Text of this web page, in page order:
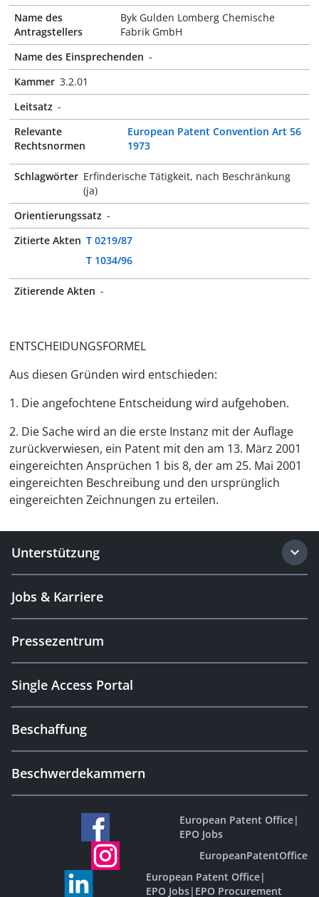
Name des
Antragstellers
Byk Gulden Lomberg Chemische
Fabrik GmbH
Name des Einsprechenden -
Kammer 3.2.01
Leitsatz -
Relevante
Rechtsnormen
European Patent Convention Art 56
1973
Schlagwörter Erfinderische Tätigkeit, nach Beschränkung
(ja)
Orientierungssatz -
Zitierte Akten T 0219/87
T 1034/96
Zitierende Akten -
ENTSCHEIDUNGSFORMEL
Aus diesen Gründen wird entschieden:
1. Die angefochtene Entscheidung wird aufgehoben.
2. Die Sache wird an die erste Instanz mit der Auflage
zurückverwiesen, ein Patent mit den am 13. März 2001
eingereichten Ansprüchen 1 bis 8, der am 25. Mai 2001
eingereichten Beschreibung und den ursprünglich
eingereichten Zeichnungen zu erteilen.
Unterstützung
Jobs & Karriere
Pressezentrum
Single Access Portal
Beschaffung
Beschwerdekammern
European Patent Office|
EPO Jobs
EuropeanPatentOffice
European Patent Office|
EPO Jobs| EPO Procurement